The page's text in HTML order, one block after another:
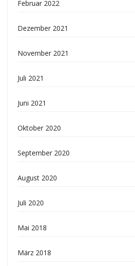
Februar 2022
Dezember 2021
November 2021
Juli 2021
Juni 2021
Oktober 2020
September 2020
August 2020
Juli 2020
Mai 2018
März 2018